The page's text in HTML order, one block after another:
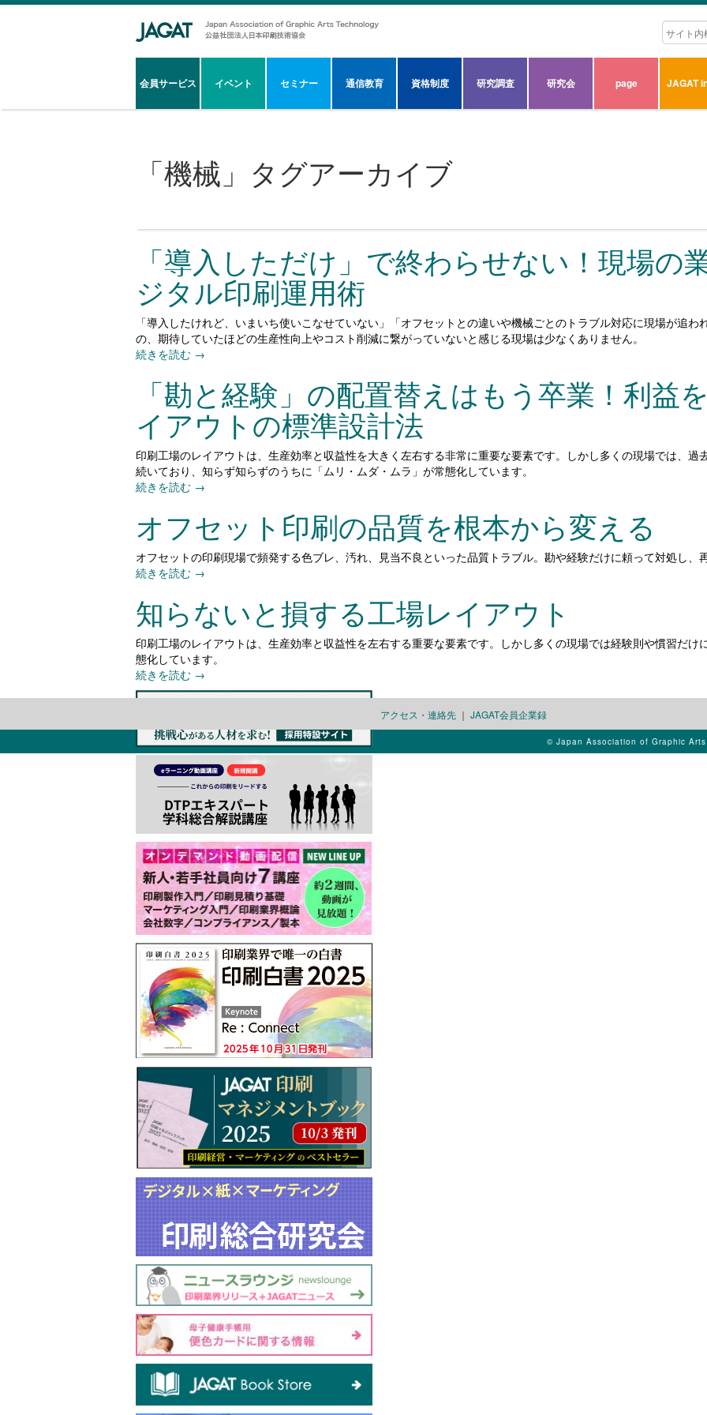
会員サービス イベント セミナー 通信教育 資格制度 研究調査 研究会 page JAGAT
「機械 」タグアーカイブ
「導入しただけ」で終わらせない！現場の
ジタル印刷運用術
「導入したけれど、いまいち使いこなせていない」「オフセットとの違いや機械ごとのトラブル対応に現場が追
の、期待していたほどの生産性向上やコスト削減に繋がっていないと感じる現場は少なくありません。
続きを読む →
「勘と経験」の配置替えはもう卒業！利益
イアウトの標準設計法
印刷工場のレイアウトは、生産効率と収益性を大きく左右する非常に重要な要素です。しかし多くの現場では、過
続いており、知らず知らずのうちに「ムリ・ムダ・ムラ」が常態化しています。
続きを読む →
オフセット印刷の品質を根本から変える
オフセットの印刷現場で頻発する色ブレ、汚れ、見当不良といった品質トラブル。勘や経験だけに頼って対処し、
続きを読む →
知らないと損する工場レイアウト
印刷工場のレイアウトは、生産効率と収益性を左右する重要な要素です。しかし多くの現場では経験則や慣習だけ
態化しています。
続きを読む →
アクセス・連絡先 ｜ JAGAT会員企業録
© Japan Association of Graphic